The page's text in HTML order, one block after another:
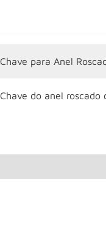
Chave para Anel
Chave do anel